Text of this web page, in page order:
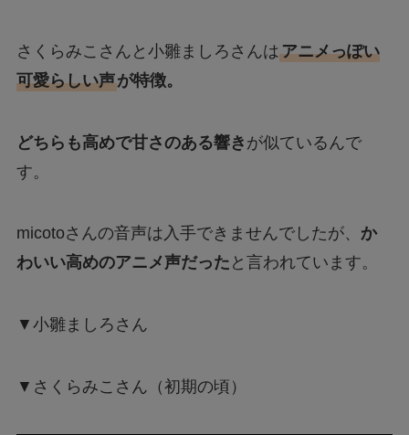
さくらみこさんと小雛ましろさんはアニメっぽい
可愛らしい声が特徴。
どちらも高めで甘さのある響き が似ているんで
す。
micotoさんの音声は入手できませんでしたが、 か
わいい高めのアニメ声だった と言われています。
▼小雛ましろさん
▼さくらみこさん（初期の頃）